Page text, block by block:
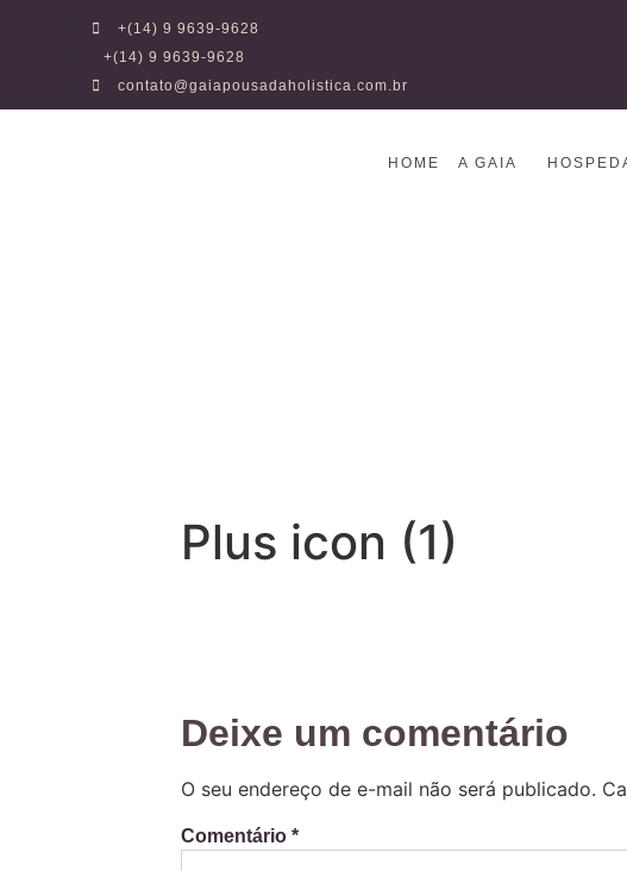
+(14) 9 9639-9628
+(14) 9 9639-9628
contato@gaiapousadaholistica.com.br
HOME A GAIA
Plus icon (1)
Deixe um comentário
O seu endereço de e-mail não será publicado.
Comentário *